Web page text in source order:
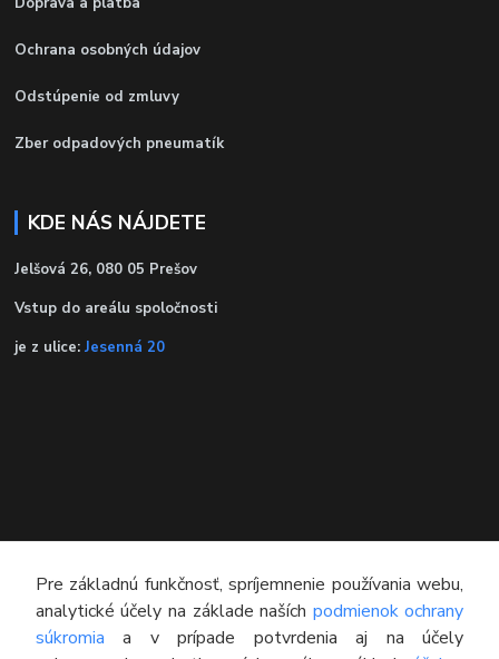
Ochrana osobných údajov
Odstúpenie od zmluvy
Zber odpadových pneumatík
KDE NÁS NÁJDETE
Jelšová 26, 080 05 Prešov
Vstup do areálu spoločnosti
je z ulice: Jesenná 20
Pre základnú funkčnosť, spríjemnenie používania webu,
analytické účely na základe naších podmienok ochrany
súkromia a v prípade potvrdenia aj na účely